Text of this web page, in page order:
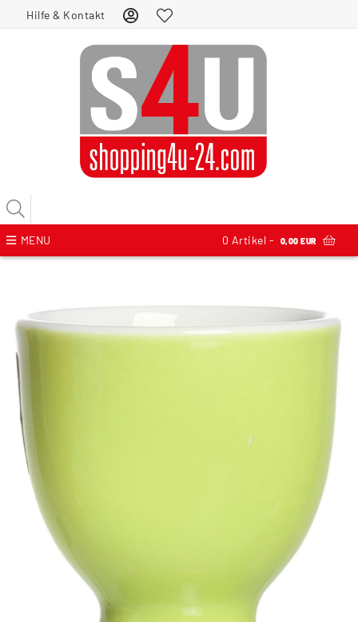
Hilfe & Kontakt
MENU 0 Artikel - 0,00 EUR